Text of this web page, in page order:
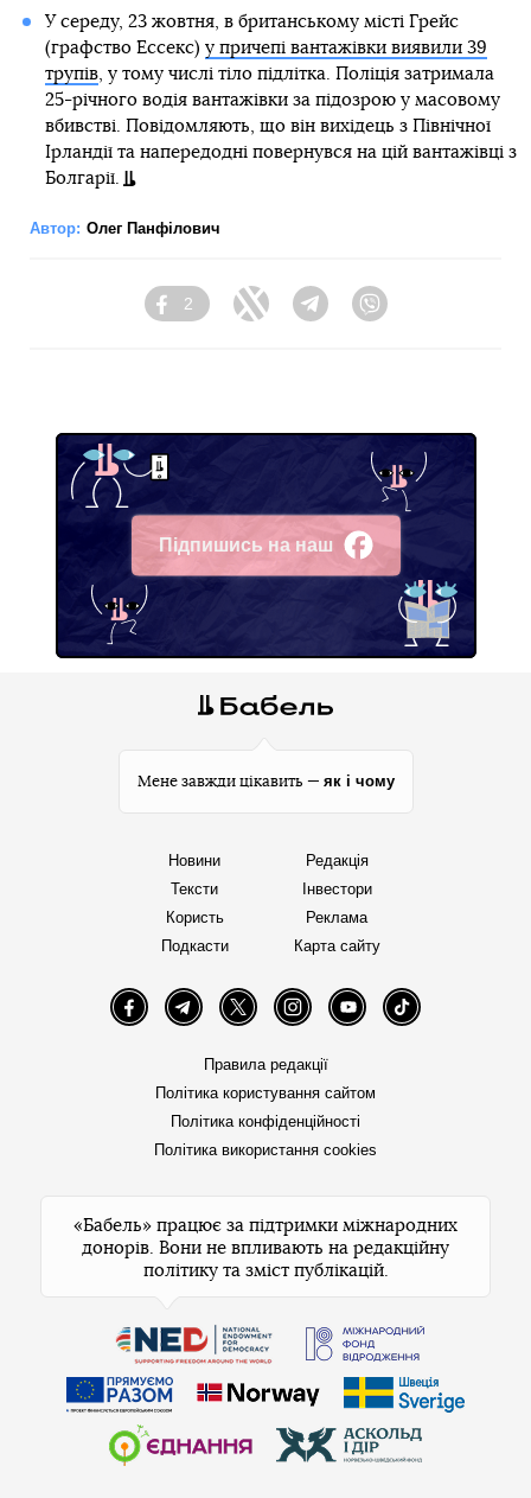
У середу, 23 жовтня, в британському місті Грейс
(графство Ессекс) у причепі вантажівки виявили 39
трупів, у тому числі тіло підлітка. Поліція затримала
25-річного водія вантажівки за підозрою у масовому
вбивстві. Повідомляють, що він вихідець з Північної
Ірландії та напередодні повернувся на цій вантажівці з
Болгарії.
Автор: Олег Панфілович
Facebook
2
Twitter TelegramViber
Підпишись на наш
Facebook
Мене завжди цікавить — як і чому
Новини
Тексти
Користь
Подкасти
Редакція
Інвестори
Реклама
Карта сайту
FacebookTelegramTwitter InstagramYouTube TikTok
Правила редакції
Політика користування сайтом
Політика конфіденційності
Політика використання cookies
«Бабель» працює за підтримки міжнародних
донорів. Вони не впливають на редакційну
політику та зміст публікацій.